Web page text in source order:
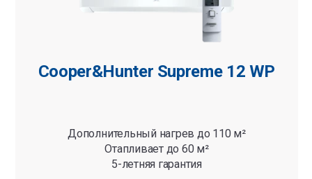
Cooper&Hunter Supreme 12 WP
Дополнительный нагрев до 110 м²
Отапливает до 60 м²
5-летняя гарантия